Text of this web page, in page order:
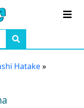
Hatake»